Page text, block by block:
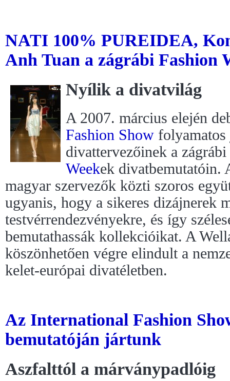
NATI 100% PUREIDEA,
Anh Tuan a zágrábi Fashion
Nyílik a divatvilág
A 2007. március elején
Fashion Show
divattervezőinek a
Weekek divatbemutatóin.
magyar szervezők közti szoros
ugyanis, hogy a sikeres dizájnerek
testvérrendezvényekre, és így
bemutathassák kollekcióikat. A
köszönhetően végre elindult a
kelet-európai divatéletben.
Az International Fashion
bemutatóján jártunk
Aszfalttól a márványpadlóig